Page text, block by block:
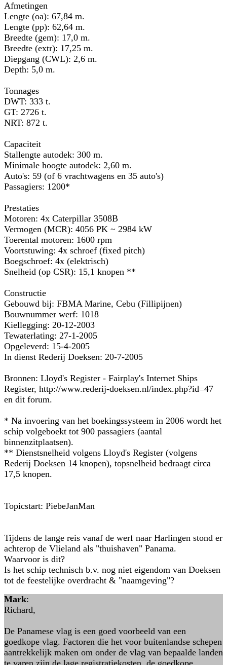
Afmetingen
Lengte (oa): 67,84 m.
Lengte (pp): 62,64 m.
Breedte (gem): 17,0 m.
Breedte (extr): 17,25 m.
Diepgang (CWL): 2,6 m.
Depth: 5,0 m.
Tonnages
DWT: 333 t.
GT: 2726 t.
NRT: 872 t.
Capaciteit
Stallengte autodek: 300 m.
Minimale hoogte autodek: 2,60 m.
Auto's: 59 (of 6 vrachtwagens en 35 auto's)
Passagiers: 1200*
Prestaties
Motoren: 4x Caterpillar 3508B
Vermogen (MCR): 4056 PK ~ 2984 kW
Toerental motoren: 1600 rpm
Voortstuwing: 4x schroef (fixed pitch)
Boegschroef: 4x (elektrisch)
Snelheid (op CSR): 15,1 knopen **
Constructie
Gebouwd bij: FBMA Marine, Cebu (Fillipijnen)
Bouwnummer werf: 1018
Kiellegging: 20-12-2003
Tewaterlating: 27-1-2005
Opgeleverd: 15-4-2005
In dienst Rederij Doeksen: 20-7-2005
Bronnen: Lloyd's Register - Fairplay's Internet Ships
Register, http://www.rederij-doeksen.nl/index.php?id=47
en dit forum.
* Na invoering van het boekingssysteem in 2006 wordt het
schip volgeboekt tot 900 passagiers (aantal
binnenzitplaatsen).
** Dienstsnelheid volgens Lloyd's Register (volgens
Rederij Doeksen 14 knopen), topsnelheid bedraagt circa
17,5 knopen.
Topicstart: PiebeJanMan
Tijdens de lange reis vanaf de werf naar Harlingen stond er
achterop de Vlieland als "thuishaven" Panama.
Waarvoor is dit?
Is het schip technisch b.v. nog niet eigendom van Doeksen
tot de feestelijke overdracht & "naamgeving"?
Mark:
Richard,
De Panamese vlag is een goed voorbeeld van een
goedkope vlag. Factoren die het voor buitenlandse schepen
aantrekkelijk maken om onder de vlag van bepaalde landen
te varen zijn de lage registratiekosten, de goedkope